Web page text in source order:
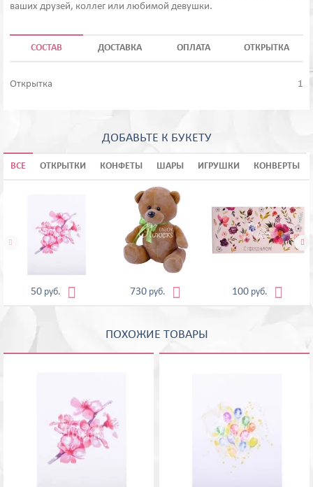
ваших друзей, коллег или любимой девушки.
СОСТАВ ДОСТАВКА ОПЛАТА ОТКРЫТКА
Открытка 1
ДОБАВЬТЕ К БУКЕТУ
ВСЕ ОТКРЫТКИ КОНФЕТЫ ШАРЫ ИГРУШКИ КОНВЕРТЫ
50 руб.  730 руб.  100 руб. 
 
ПОХОЖИЕ ТОВАРЫ